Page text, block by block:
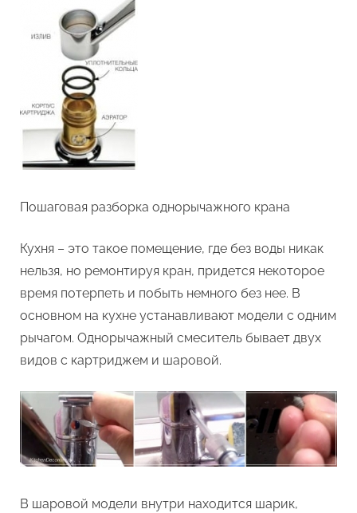
Пошаговая разборка однорычажного крана
Кухня – это такое помещение, где без воды никак
нельзя, но ремонтируя кран, придется некоторое
время потерпеть и побыть немного без нее. В
основном на кухне устанавливают модели с одним
рычагом. Однорычажный смеситель бывает двух
видов с картриджем и шаровой.
В шаровой модели внутри находится шарик,